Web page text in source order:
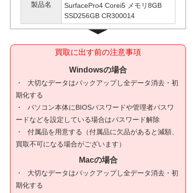
製品名
SurfacePro4 Corei5 メモリ8GB
SSD256GB CR300014
買取に出す前の注意事項
Windowsの場合
大切なデータはバックアップし全データ消去・初
期化する
パソコン本体にBIOSパスワードや管理者パスワ
ードなどを設定している場合はパスワード解除
付属品を用意する（付属品に欠品があると減額、
買取不可になる場合がございます）
Macの場合
大切なデータはバックアップし全データ消去・初
期化する